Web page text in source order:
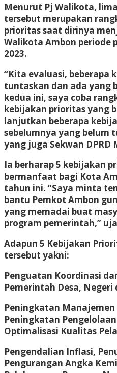
Menurut Pj Walikota,
tersebut merupakan
prioritas saat dirinya
Walikota Ambon periode
2023.
“Kita evaluasi, beberapa
tuntaskan dan ada yang
kedua ini, saya coba
kebijakan prioritas yang
lanjutkan beberapa
sebelumnya yang belum
yang juga Sekwan DPRD
Ia berharap 5 kebijakan
bermanfaat bagi Kota
tahun ini. “Saya minta
bantu Pemkot Ambon
yang memadai buat
program pemerintah,”
Adapun 5 Kebijakan
tersebut yakni:
Penguatan Koordinasi
Pemerintah Desa, Negeri
Peningkatan
Peningkatan
Optimalisasi Kualitas
Pengendalian Inflasi,
Pengurangan Angka